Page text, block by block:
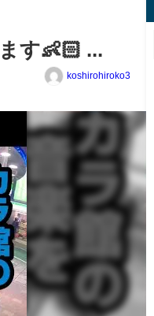
す👶🏻 ...
koshirohiroko3